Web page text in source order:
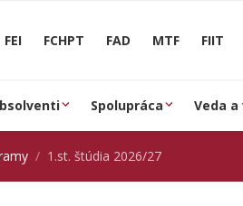
FEI FCHPT FAD MTF FIIT
Spolupráca Veda
1.st. štúdia 2026/27